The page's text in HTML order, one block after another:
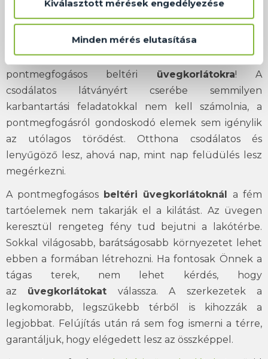
Kiválasztott mérések engedélyezése
Minden mérés elutasítása
megtapasztalhatja abeltéri üvegkorlátokelőnyeit.
Ha otthona éppen átalakítás előtt áll, vagy építkezik,
és szeretne minél különlegesebb, látványosabb
megoldásokat alkalmazni, mindenképp gondoljon a
pontmegfogásos beltéri üvegkorlátokra! A
csodálatos látványért cserébe semmilyen
karbantartási feladatokkal nem kell számolnia, a
pontmegfogásról gondoskodó elemek sem igénylik
az utólagos törődést. Otthona csodálatos és
lenyűgöző lesz, ahová nap, mint nap felüdülés lesz
megérkezni.
A pontmegfogásos beltéri üvegkorlátoknál a fém
tartóelemek nem takarják el a kilátást. Az üvegen
keresztül rengeteg fény tud bejutni a lakótérbe.
Sokkal világosabb, barátságosabb környezetet lehet
ebben a formában létrehozni. Ha fontosak Önnek a
tágas terek, nem lehet kérdés, hogy
az üvegkorlátokat válassza. A szerkezetek a
legkomorabb, legszűkebb térből is kihozzák a
legjobbat. Felújítás után rá sem fog ismerni a térre,
garantáljuk, hogy elégedett lesz az összképpel.